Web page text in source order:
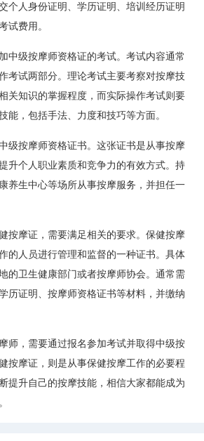
个人身份证明、学历证明、培训经历证明
试费用。
中级按摩师资格证的考试。考试内容通常
考试两部分。理论考试主要考察对按摩技
关知识的掌握程度，而实际操作考试则要
能，包括手法、力度和技巧等方面。
级按摩师资格证书。这张证书是从事按摩
升个人职业素质和竞争力的有效方式。持
养生中心等场所从事按摩服务，并担任一
按摩证，需要满足相关的要求。保健按摩
的人员进行管理和监督的一种证书。具体
的卫生健康部门或者按摩师协会。通常需
历证明、按摩师资格证书等材料，并缴纳
师，需要通过报名参加考试并取得中级按
按摩证，则是从事保健按摩工作的必要程
提升自己的按摩技能，相信大家都能成为